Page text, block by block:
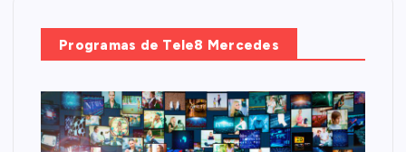
Programas de Tele8 Mercedes